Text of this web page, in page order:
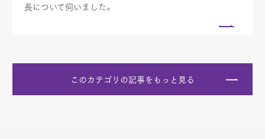
長について伺いました。
このカテゴリの記事をもっと見る